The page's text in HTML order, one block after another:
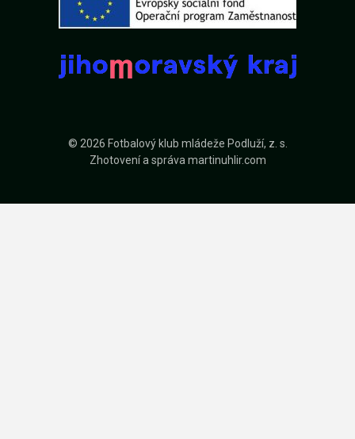
© 2026 Fotbalový klub mládeže Podluží, z. s.
Zhotovení a správamartinuhlir.com